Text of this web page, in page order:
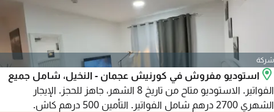
شركة
استوديو مفروش في كورنيش عجمان - النخيل، شامل جميع
الفواتير. الاستوديو متاح من تاريخ 8 الشهر، جاهز للحجز. الإيجار
الشهري 2700 درهم شامل الفواتير. التأمين 500 درهم كاش.